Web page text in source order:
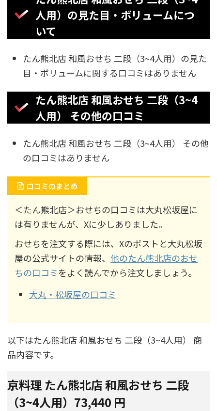
人用）の見た目・ボリュームにつ
いて
たん熊北店 和風おせち 二段（3~4人用）の見た
目・ボリュームに関する口コミはありません
たん熊北店 和風おせち 二段（3~4
人用） その他の口コミ
たん熊北店 和風おせち 二段（3~4人用） その他
の口コミはありません
口コミのまとめ
＜たん熊北店＞おせちの口コミは大丸松坂屋に
は有りませんが、Xに少しありました。
おせちを注文する際には、Xのポストと大丸松坂
屋の公式サイトの情報、 他のたん熊北店のおせ
ちの口コミをよく読んでから注文しましょう。
大丸・松坂屋の口コミ
以下はたん熊北店 和風おせち 二段（3~4人用） 商
品内容です。
京料理 たん熊北店 和風おせち 二段
（3~4人用）73,440 円